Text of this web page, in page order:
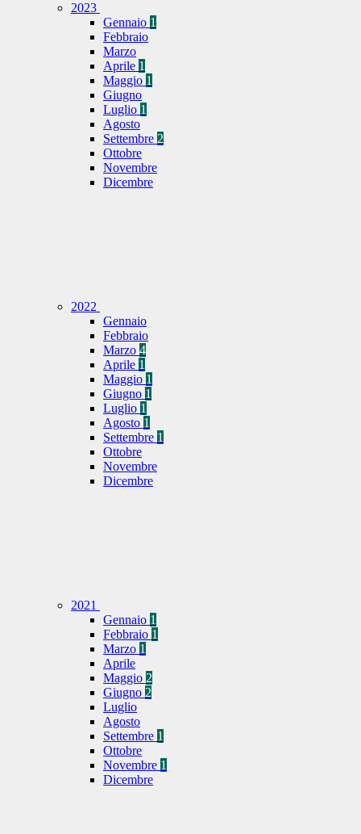
2023
Gennaio 1
Febbraio
Marzo
Aprile 1
Maggio 1
Giugno
Luglio 1
Agosto
Settembre 2
Ottobre
Novembre
Dicembre
2022
Gennaio
Febbraio
Marzo 4
Aprile 1
Maggio 1
Giugno 1
Luglio 1
Agosto 1
Settembre 1
Ottobre
Novembre
Dicembre
2021
Gennaio 1
Febbraio 1
Marzo 1
Aprile
Maggio 2
Giugno 2
Luglio
Agosto
Settembre 1
Ottobre
Novembre 1
Dicembre